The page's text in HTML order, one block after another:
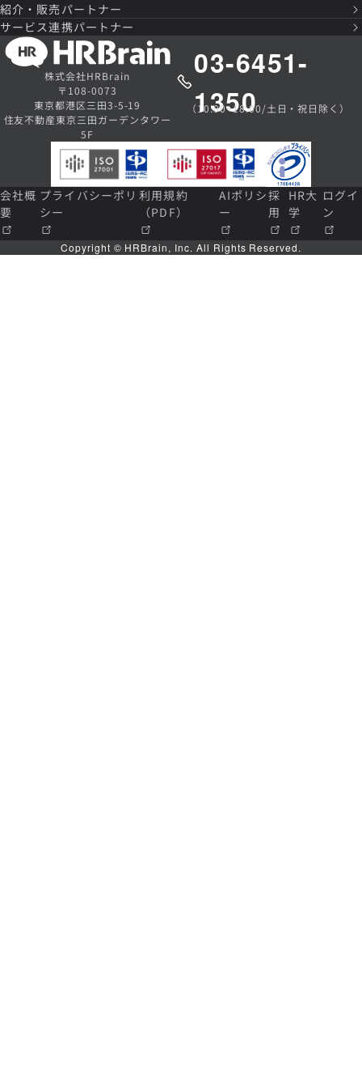
紹介・販売パートナー
サービス連携パートナー
株式会社HRBrain
〒108-0073
東京都港区三田3-5-19
住友不動産東京三田ガーデンタワー
5F
03-6451-
1350
（10:00~18:00/土日・祝日除く）
会社概
要
プライバシーポリ
シー
利用規約
（PDF）
AIポリシ
ー
採
用
HR大
学
ログイ
ン
Copyright © HRBrain, Inc. All Rights Reserved.